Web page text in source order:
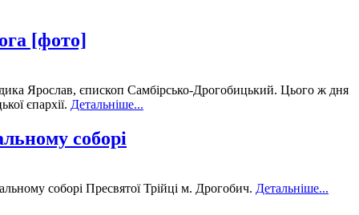
[фото]
Ярослав, єпископ Самбірсько-Дрогобицький. Цього ж дня
єпархії. Детальніше...
соборі
соборі Пресвятої Трійці м. Дрогобич. Детальніше...